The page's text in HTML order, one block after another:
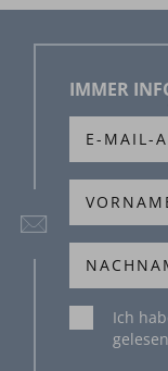
Ich habe
Wie und
Speisen
Telefonisch
13.00 Uhr
Jederzeit per
IMMER
Ich